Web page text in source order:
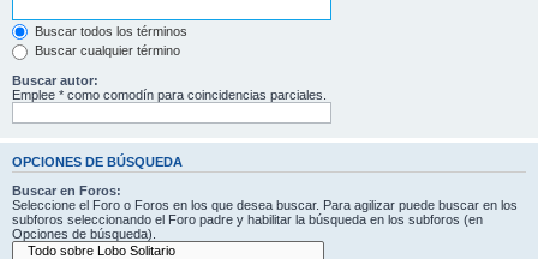
Buscar todos los términos
Buscar cualquier término
Buscar autor:
Emplee * como comodín para coincidencias parciales.
OPCIONES DE BÚSQUEDA
Buscar en Foros:
Seleccione el Foro o Foros en los que desea buscar. Para agilizar puede buscar en los
subforos seleccionando el Foro padre y habilitar la búsqueda en los subforos (en
Opciones de búsqueda).